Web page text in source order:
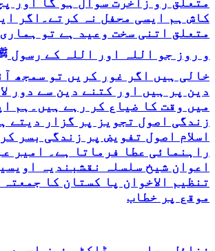
کاش ہم ایسی محفل نہ کرتے۔اگر
متعلق اتنی سخت وعید ہے تو
و روز جو اللہ اور اللہ کے رسول
خالی ہیں اگر غور کریں تو سمجھ
دین پر ہیں اور کتنے دین سے دور
میں وقت کا ضیاع کر رہے ہیں۔ہم
زندگی اصول تجویز پر گزار دیتے
اسلام اصول تفویض پر زندگی بسر
راہنمائی عطا فرماتا ہے۔ امیر
اعوان شیخ سلسلہ نقشبندیہ
تنظیم الاخوان پا کستان کا
موقع پر خطاب